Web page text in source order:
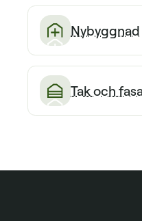
Nybyggnad
Tak och